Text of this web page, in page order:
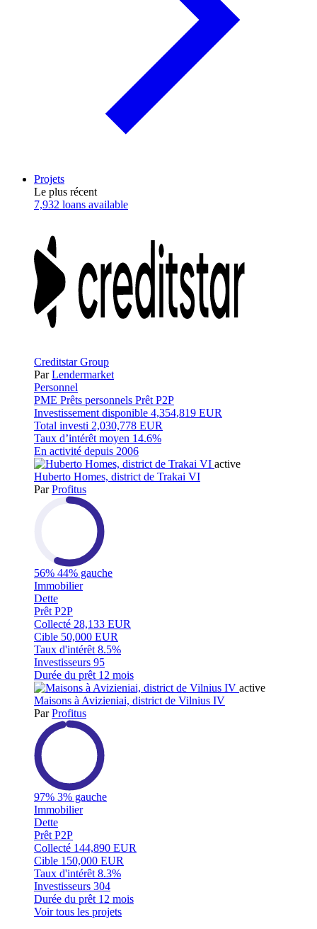
Projets
Le plus récent
7,932 loans available
Creditstar Group
ParLendermarket
Personnel
PME Prêts personnels Prêt P2P
Investissement disponible 4,354,819 EUR
Total investi 2,030,778 EUR
Taux d’intérêt moyen 14.6%
En activité depuis 2006
active
Huberto Homes, district de Trakai VI
ParProfitus
56% 44% gauche
Immobilier
Dette
Prêt P2P
Collecté 28,133 EUR
Cible 50,000 EUR
Taux d'intérêt 8.5%
Investisseurs 95
Durée du prêt 12 mois
active
Maisons à Avizieniai, district de Vilnius IV
ParProfitus
97% 3% gauche
Immobilier
Dette
Prêt P2P
Collecté 144,890 EUR
Cible 150,000 EUR
Taux d'intérêt 8.3%
Investisseurs 304
Durée du prêt 12 mois
Voir tous les projets